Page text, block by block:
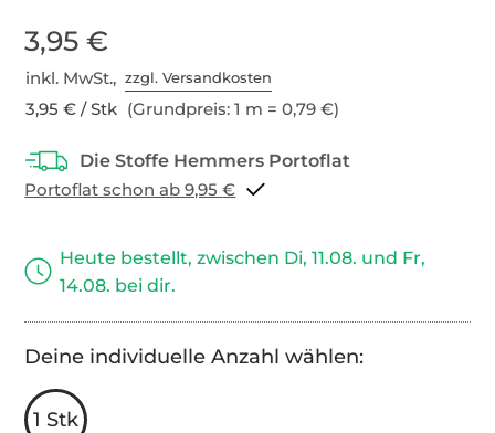
3,95 €
inkl. MwSt.,zzgl. Versandkosten
3,95 € / Stk (Grundpreis: 1 m = 0,79 €)
Portoflat schon ab 9,95 €
Heute bestellt, zwischen Di, 11.08. und Fr,
14.08. bei dir.
Deine individuelle Anzahl wählen:
1 Stk